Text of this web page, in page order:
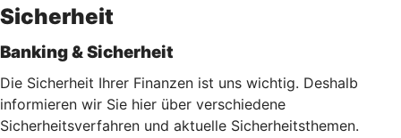
Sicherheit
Banking & Sicherheit
Die Sicherheit Ihrer Finanzen ist uns wichtig. Deshalb
informieren wir Sie hier über verschiedene
Sicherheitsverfahren und aktuelle Sicherheitsthemen.